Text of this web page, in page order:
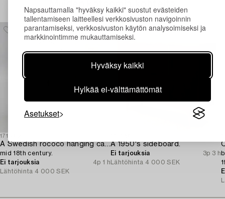
Napsauttamalla "hyväksy kaikki" suostut evästeiden
tallentamiseen laitteellesi verkkosivuston navigoinnin
parantamiseksi, verkkosivuston käytön analysoimiseksi ja
markkinointimme mukauttamiseksi.
Hyväksy kaikki
Hylkää ei-välttämättömät
Asetukset
1713352
A Swedish rococo hanging cabinet,
mid 18th century.
Ei tarjouksia
4p 1 h
Lähtöhinta 4 000 SEK
A 1950's sideboard.
Ei tarjouksia
3p 3 h
Lähtöhinta 4 000 SEK